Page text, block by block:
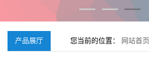
产品展厅 您当前的位置： 网站首页